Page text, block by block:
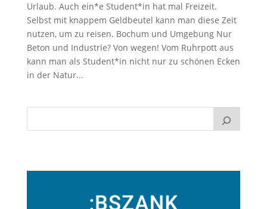
Urlaub. Auch ein*e Student*in hat mal Freizeit.
Selbst mit knappem Geldbeutel kann man diese Zeit
nutzen, um zu reisen. Bochum und Umgebung Nur
Beton und Industrie? Von wegen! Vom Ruhrpott aus
kann man als Student*in nicht nur zu schönen Ecken
in der Natur...